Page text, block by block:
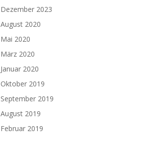
Dezember 2023
August 2020
Mai 2020
März 2020
Januar 2020
Oktober 2019
September 2019
August 2019
Februar 2019